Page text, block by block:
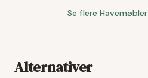
Se flere Havemøbler
Alternativer